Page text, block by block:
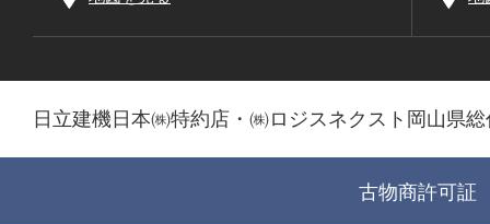
日立建機日本㈱特約店・㈱ロジスネクスト岡山県
古物商許可